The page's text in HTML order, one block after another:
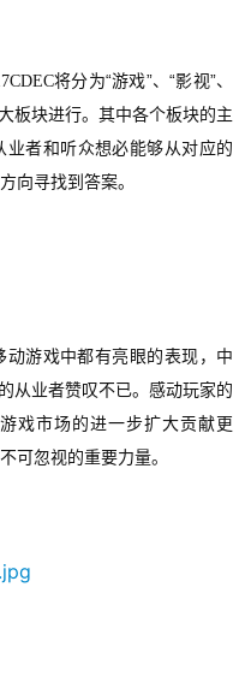
将分为“游戏”、 “影视”、
板块进行。其中各个板块的主
者和听众想必能够从对应的
向寻找到答案。
游戏中都有亮眼的表现，中
从业者赞叹不已。感动玩家的
戏市场的进一步扩大贡献更
可忽视的重要力量。